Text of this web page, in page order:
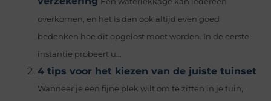
overkomen, en het is dan ook altijd even goed
bedenken hoe dit opgelost moet worden. In de eerste
instantie probeert u...
4 tips voor het kiezen van de juiste tuinset
Wanneer je een fijne plek wilt om te zitten in je tuin,